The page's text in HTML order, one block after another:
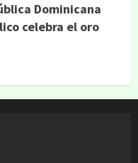
Dominicana
celebra el oro